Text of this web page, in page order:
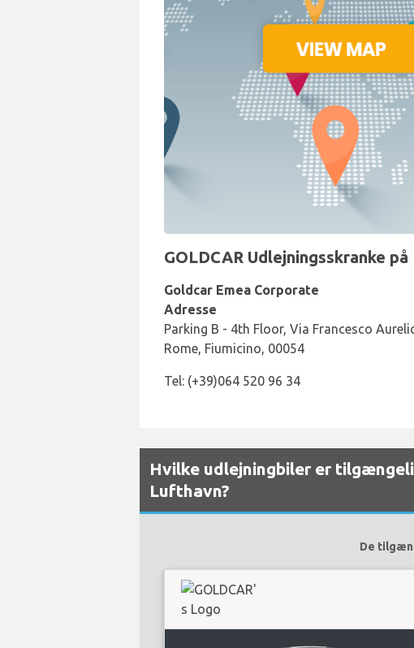
GOLDCAR Udlejningsskranke
Goldcar Emea Corporate
Adresse
Parking B - 4th Floor, Via Francesco
Rome, Fiumicino, 00054
Tel: (+39)064 520 96 34
Hvilke udlejningbiler er
Lufthavn?
De